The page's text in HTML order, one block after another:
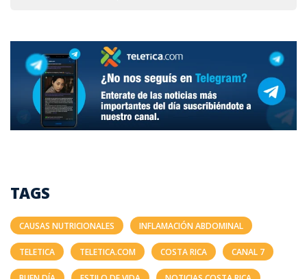
TAGS
CAUSAS NUTRICIONALES INFLAMACIÓN ABDOMINAL
TELETICA TELETICA.COM COSTA RICA CANAL 7